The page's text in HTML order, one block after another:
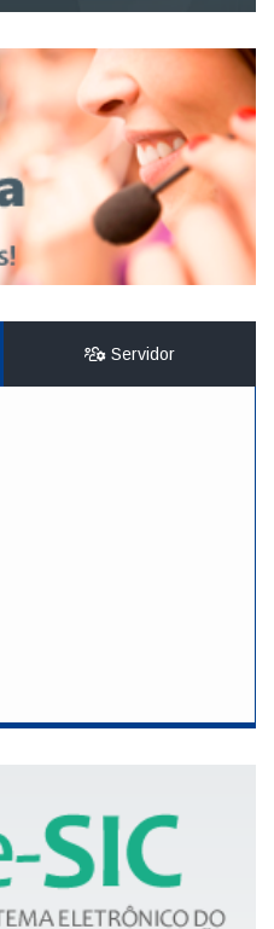
Servidor